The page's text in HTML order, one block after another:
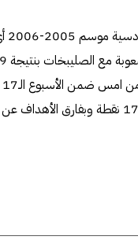
أي قبل 17 عاما.